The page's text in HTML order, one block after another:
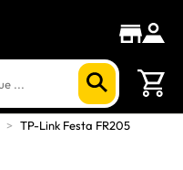
> TP-Link Festa FR205